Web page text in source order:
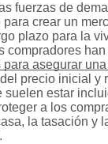
fuerzas de
crear un
plazo para la
compradores
para asegurar
precio inicial y
suelen estar
a los
la tasación y